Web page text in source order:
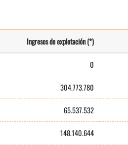
Ingresos de explotación (*)
0
304.773.780
65.537.532
148.140.644